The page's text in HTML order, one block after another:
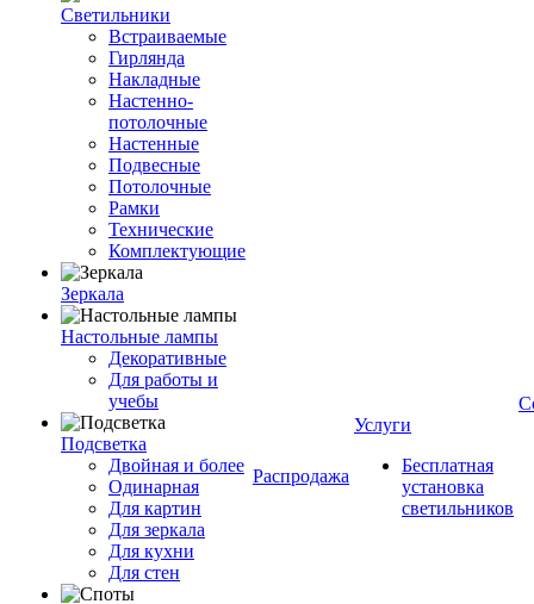
Светильники
Встраиваемые
Гирлянда
Накладные
Настенно-
потолочные
Настенные
Подвесные
Потолочные
Рамки
Технические
Комплектующие
Зеркала
Настольные лампы
Декоративные
Для работы и
учебы
Подсветка
Двойная и более
Одинарная
Для картин
Для зеркала
Для кухни
Для стен
Распродажа
Услуги
Бесплатная
установка
светильников